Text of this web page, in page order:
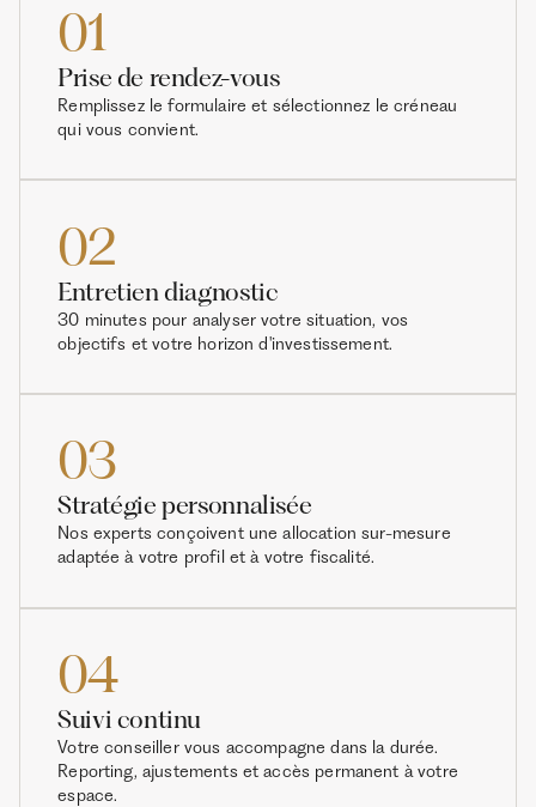
01
Prise de rendez-vous
Remplissez le formulaire et sélectionnez le créneau
qui vous convient.
02
Entretien diagnostic
30 minutes pour analyser votre situation, vos
objectifs et votre horizon d'investissement.
03
Stratégie personnalisée
Nos experts conçoivent une allocation sur-mesure
adaptée à votre profil et à votre fiscalité.
04
Suivi continu
Votre conseiller vous accompagne dans la durée.
Reporting, ajustements et accès permanent à votre
espace.